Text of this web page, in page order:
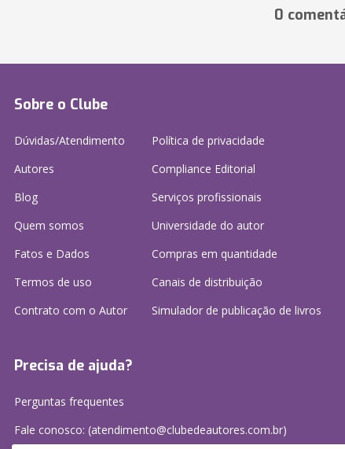
0
Sobre o Clube
Dúvidas/Atendimento
Autores
Blog
Quem somos
Fatos e Dados
Termos de uso
Contrato com o Autor
Política de privacidade
Compliance Editorial
Serviços profissionais
Universidade do autor
Compras em quantidade
Canais de distribuição
Simulador de publicação de livros
Precisa de ajuda?
Perguntas frequentes
Fale conosco: (atendimento@clubedeautores.com.br)